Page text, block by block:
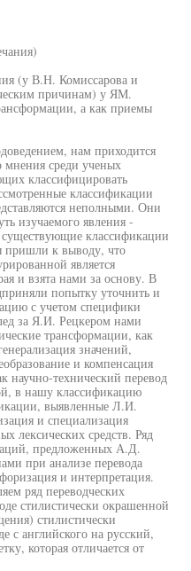
(у В.Н. Комиссарова и
причинам) у ЯМ.
а как приемы
нам приходится
мнения среди ученых
классифицировать
классификации
неполными. Они
изучаемого явления -
классификации
пришли к выводу, что
является
и взята нами за основу. В
попытку уточнить и
с учетом специфики
за Я.И. Рецкером нами
трансформации, как
значений,
и компенсация
научно-технический перевод
в нашу классификацию
выявленные Л.И.
и специализация
лексических средств. Ряд
предложенных А.Д.
при анализе перевода
и интерпретация.
ряд переводческих
стилистически окрашенной
стилистически
с английского на русский,
которая отличается от